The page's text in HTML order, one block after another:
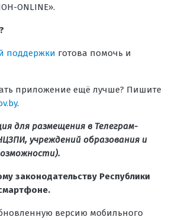
ONLINE».
поддержки готова помочь и
приложение ещё лучше? Пишите
.
для размещения в Телеграм-
учреждений образования и
законодательству Республики
версию мобильного